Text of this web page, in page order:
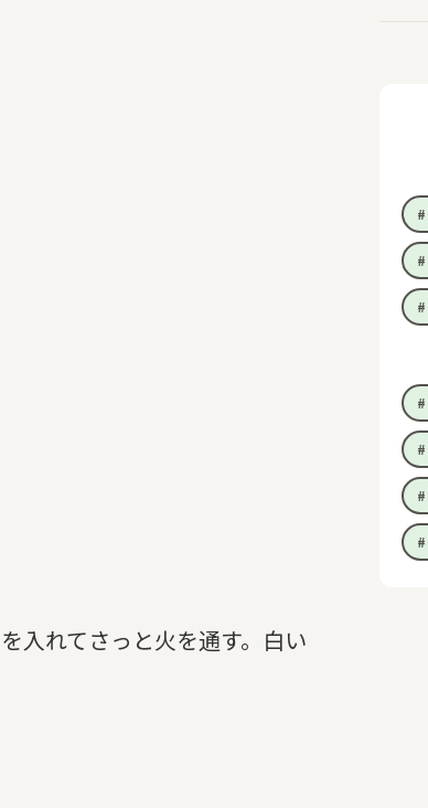
を入れてさっと火を通す。白い